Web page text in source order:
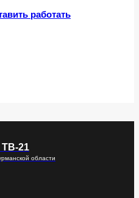
работать
21
области